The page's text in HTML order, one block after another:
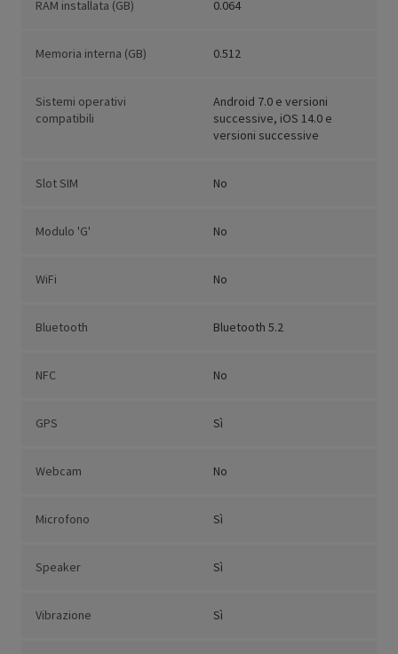
RAM installata (GB) 0.064
Memoria interna (GB) 0.512
Sistemi operativi
compatibili
Android 7.0 e versioni
successive, iOS 14.0 e
versioni successive
Slot SIM No
Modulo 'G' No
WiFi No
Bluetooth Bluetooth 5.2
NFC No
GPS Sì
Webcam No
Microfono Sì
Speaker Sì
Vibrazione Sì